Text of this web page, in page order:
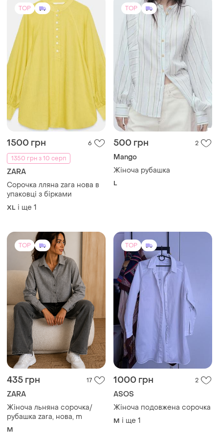
TOP
1500 грн
6
1350 грн з 10 серп
ZARA
Сорочка лляна zara нова в
упаковці з бірками
XL і ще 1
TOP
500 грн 2
Mango
Жіноча рубашка
L
TOP
435 грн 17
ZARA
Жіноча льняна сорочка/
рубашка zara, нова, m
M
TOP
1000 грн 2
ASOS
Жіноча подовжена сорочка
M і ще 1